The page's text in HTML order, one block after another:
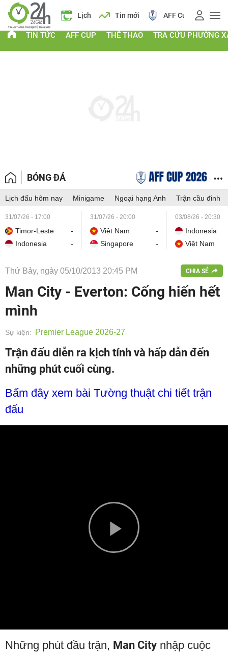
Giá vàng Lịch Tin mới AFF Cup Giá
TIN TỨC AFF CUP THỂ THAO TRA CỨU PHƯỜNG
BÓNG ĐÁ
Lịch đấu hôm nay Minigame Ngoại hạng Anh Trận cầu đinh
31/07/26 - 17:00
Timor-Leste
-
Indonesia
-
31/07/26 - 20:00
Việt Nam
-
Singapore
-
03/08/26 - 20:30
Indonesia
Việt Nam
Thứ Bảy, ngày 05/10/2013 20:45 PM CHIA SẺ
Man City - Everton: Cống hiến hết
mình
Sự kiện: Premier League 2026-27
Trận đấu diễn ra kịch tính và hấp dẫn đến
những phút cuối cùng.
Bấm đây xem bài Tường thuật chi tiết trận
đấu
Play
Những phút đầu trận, Man City nhập cuộc